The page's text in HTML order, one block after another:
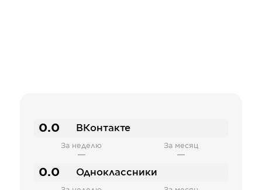
0.0 ВКонтакте
За неделю
—
За месяц
—
0.0 Одноклассники